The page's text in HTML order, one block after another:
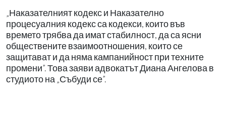
„Наказателният кодекс и Наказателно
процесуалния кодекс са кодекси, които във
времето трябва да имат стабилност, да са ясни
обществените взаимоотношения, които се
защитават и да няма кампанийност при техните
промени”. Това заяви адвокатът Диана Ангелова в
студиото на „Събуди се”.